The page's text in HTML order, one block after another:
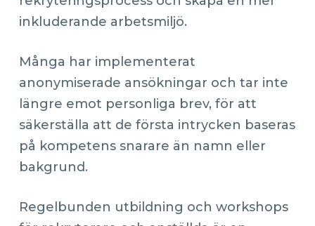
inkluderande arbetsmiljö.
Många har implementerat
anonymiserade ansökningar och tar inte
längre emot personliga brev, för att
säkerställa att de första intrycken baseras
på kompetens snarare än namn eller
bakgrund.
Regelbunden utbildning och workshops